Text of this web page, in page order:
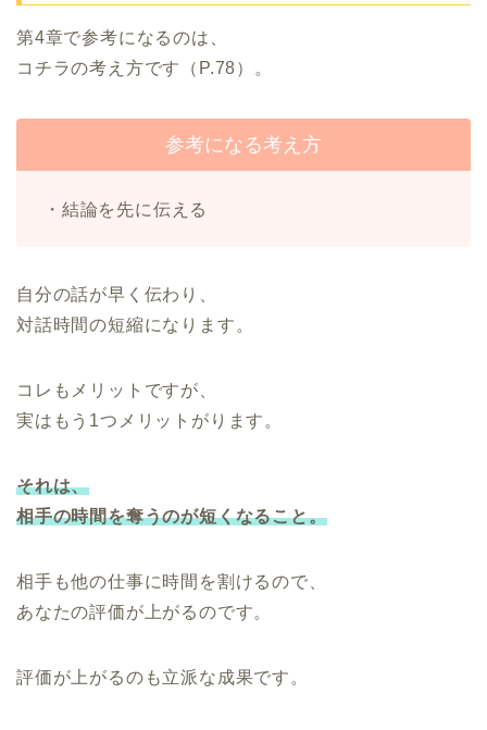
第4章で参考になるのは、
コチラの考え方です（P.78）。
参考になる考え方
・結論を先に伝える
自分の話が早く伝わり、
対話時間の短縮になります。
コレもメリットですが、
実はもう1つメリットがります。
それは、
相手の時間を奪うのが短くなること。
相手も他の仕事に時間を割けるので、
あなたの評価が上がるのです。
評価が上がるのも立派な成果です。